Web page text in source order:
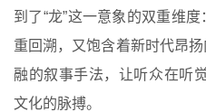
到了“龙”这一意象的双重维
重回溯，又饱含着新时代昂
融的叙事手法，让听众在听
文化的脉搏。